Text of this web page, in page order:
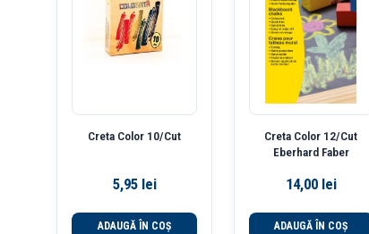
Creta Color 10/Cut
5,95 lei
ADAUGĂ ÎN COȘ
Creta Color 12/Cut
Eberhard Faber
14,00 lei
ADAUGĂ ÎN COȘ